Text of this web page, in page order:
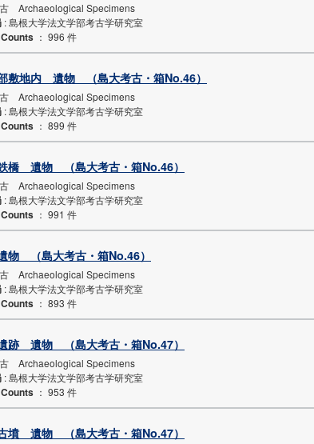
Archaeological Specimens
: 島根大学法文学部考古学研究室
： 996 件
敷地内 遺物 （島大考古・箱No.46）
Archaeological Specimens
: 島根大学法文学部考古学研究室
： 899 件
橋 遺物 （島大考古・箱No.46）
Archaeological Specimens
: 島根大学法文学部考古学研究室
： 991 件
物 （島大考古・箱No.46）
Archaeological Specimens
: 島根大学法文学部考古学研究室
： 893 件
跡 遺物 （島大考古・箱No.47）
Archaeological Specimens
: 島根大学法文学部考古学研究室
： 953 件
墳 遺物 （島大考古・箱No.47）